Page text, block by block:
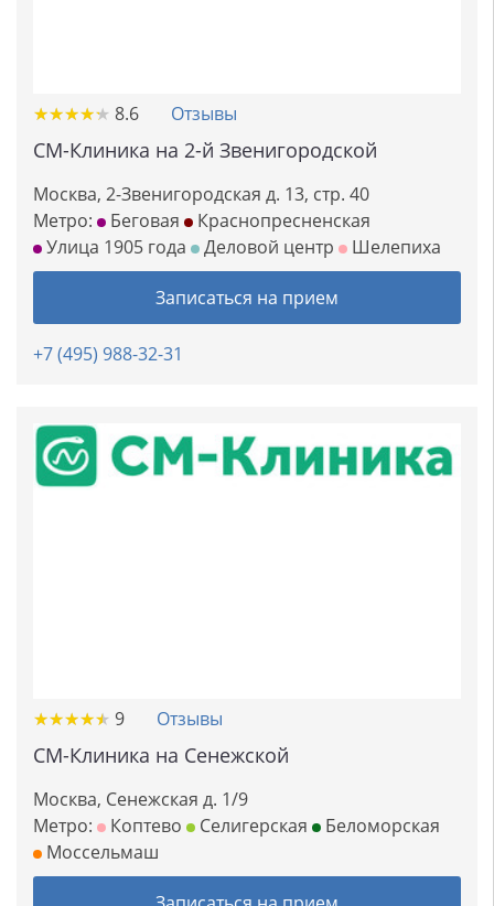
★★★★★
★★★★★ 8.6 Отзывы
СМ-Клиника на 2-й Звенигородской
Москва, 2-Звенигородская д. 13, стр. 40
Метро:
Беговая
Краснопресненская
Улица 1905 года
Деловой центр Шелепиха
Записаться на прием
+7 (495) 988-32-31
★★★★★
★★★★★ 9 Отзывы
СМ-Клиника на Сенежской
Москва, Сенежская д. 1/9
Метро:
Коптево Селигерская
Беломорская
Моссельмаш